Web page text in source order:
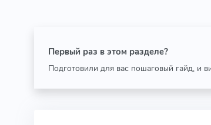
Первый раз в этом разделе?
Подготовили для вас пошаговый гайд, и